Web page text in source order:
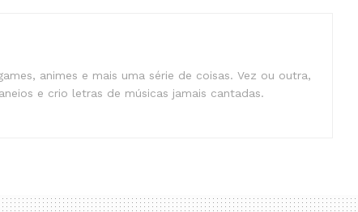
animes e mais uma série de coisas. Vez ou outra,
e crio letras de músicas jamais cantadas.